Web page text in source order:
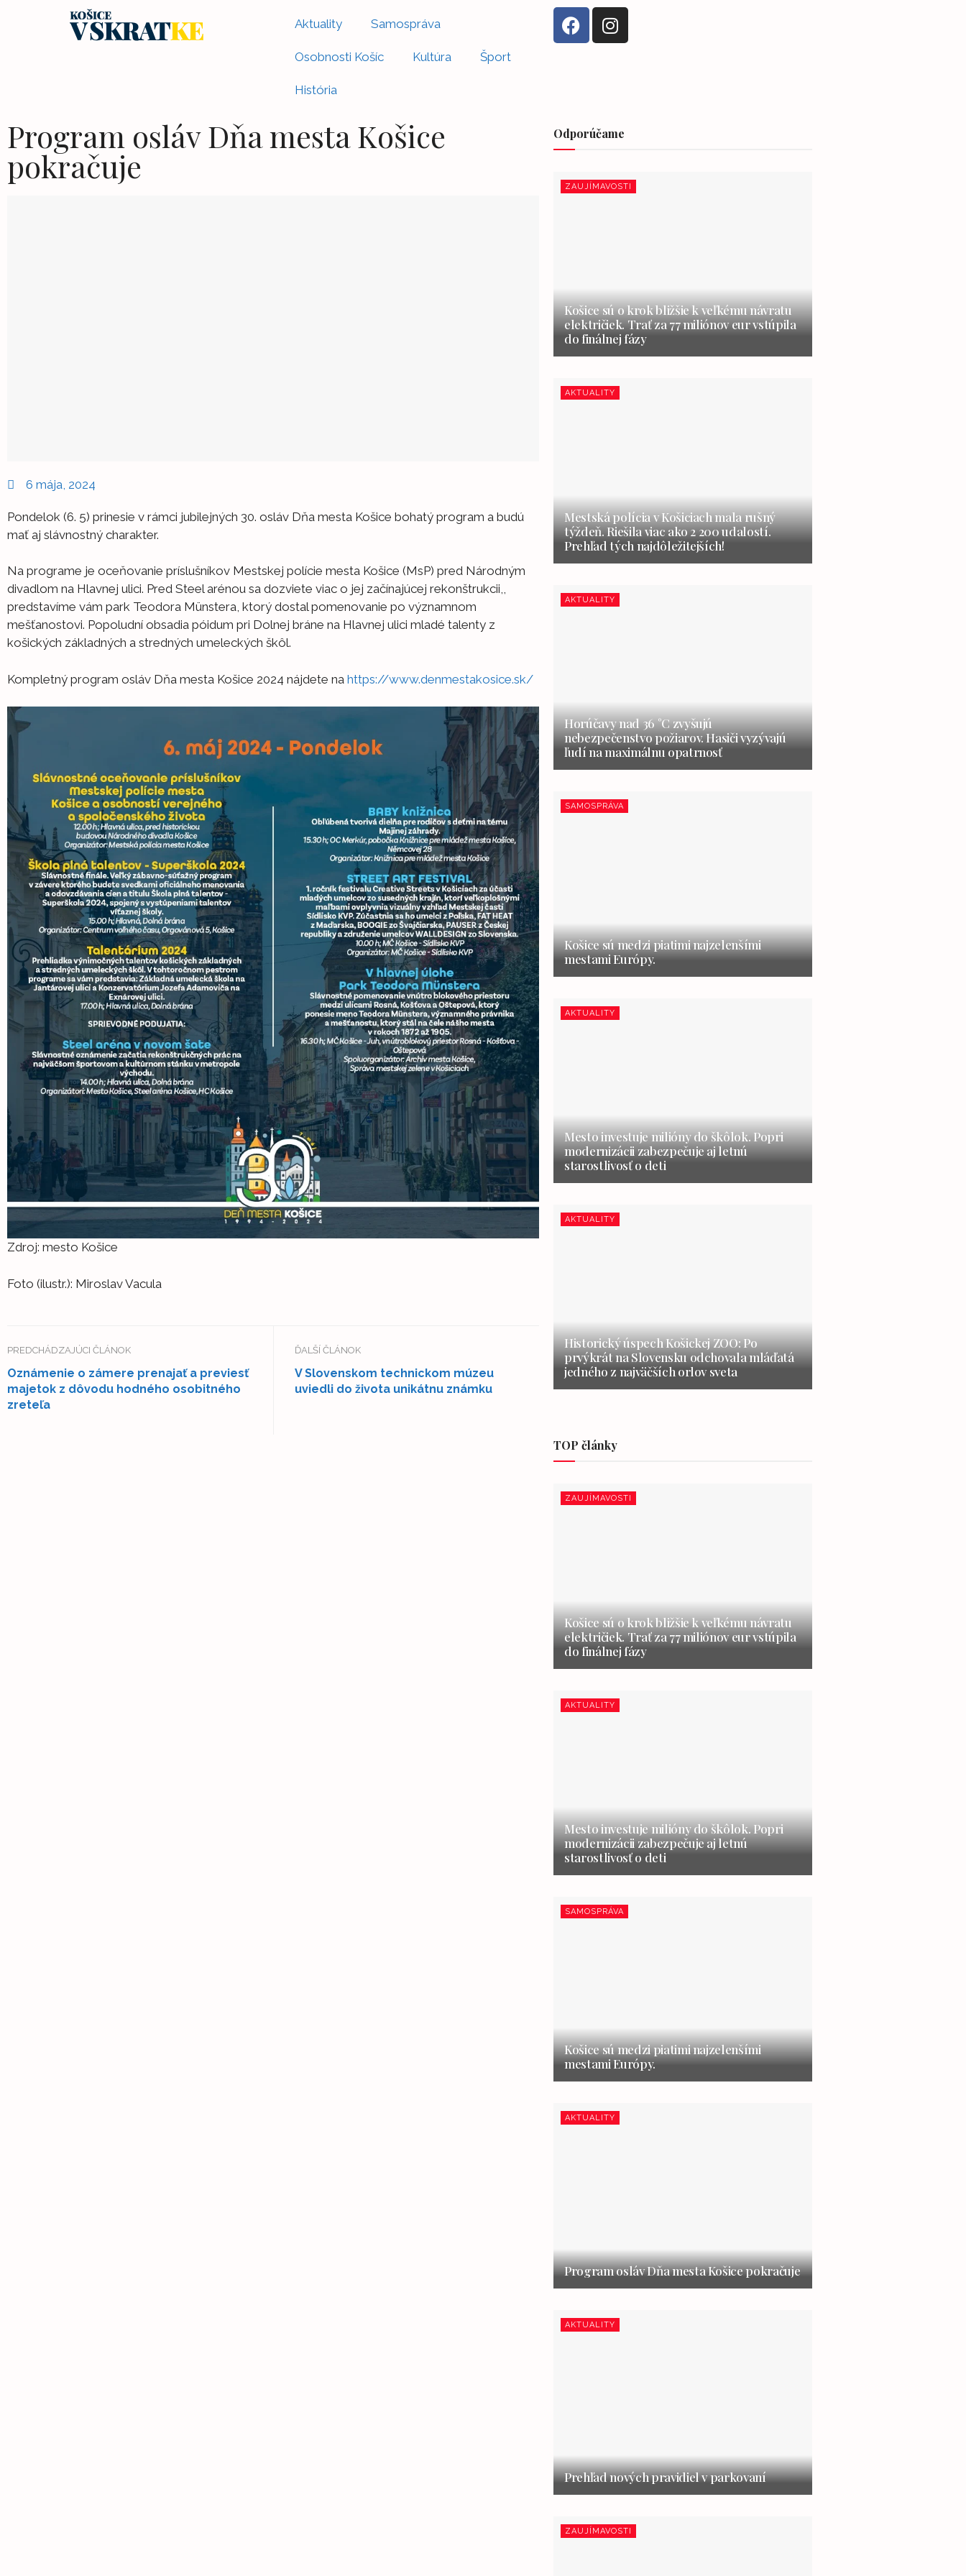
Aktuality Samospráva
Osobnosti Košíc Kultúra Šport
História
Program osláv Dňa mesta Košice
pokračuje
6 mája, 2024
Pondelok (6. 5) prinesie v rámci jubilejných 30. osláv Dňa mesta Košice bohatý program a budú
mať aj slávnostný charakter.
Na programe je oceňovanie príslušníkov Mestskej polície mesta Košice (MsP) pred Národným
divadlom na Hlavnej ulici. Pred Steel arénou sa dozviete viac o jej začínajúcej rekonštrukcii,,
predstavíme vám park Teodora Münstera, ktorý dostal pomenovanie po významnom
mešťanostovi. Popoludní obsadia póidum pri Dolnej bráne na Hlavnej ulici mladé talenty z
košických základných a stredných umeleckých škôl.
Kompletný program osláv Dňa mesta Košice 2024 nájdete na https://www.denmestakosice.sk/
Zdroj: mesto Košice
Foto (ilustr.): Miroslav Vacula
PREDCHÁDZAJÚCI ČLÁNOK
Oznámenie o zámere prenajať a previesť
majetok z dôvodu hodného osobitného
zreteľa
ĎALŠÍ ČLÁNOK
V Slovenskom technickom múzeu
uviedli do života unikátnu známku
Odporúčame
ZAUJÍMAVOSTI
Košice sú o krok bližšie k veľkému návratu
električiek. Trať za 77 miliónov eur vstúpila
do finálnej fázy
AKTUALITY
Mestská polícia v Košiciach mala rušný
týždeň. Riešila viac ako 2 200 udalostí.
Prehľad tých najdôležitejších!
AKTUALITY
Horúčavy nad 36 °C zvyšujú
nebezpečenstvo požiarov. Hasiči vyzývajú
ľudí na maximálnu opatrnosť
SAMOSPRÁVA
Košice sú medzi piatimi najzelenšími
mestami Európy.
AKTUALITY
Mesto investuje milióny do škôlok. Popri
modernizácii zabezpečuje aj letnú
starostlivosť o deti
AKTUALITY
Historický úspech Košickej ZOO: Po
prvýkrát na Slovensku odchovala mláďatá
jedného z najväčších orlov sveta
TOP články
ZAUJÍMAVOSTI
Košice sú o krok bližšie k veľkému návratu
električiek. Trať za 77 miliónov eur vstúpila
do finálnej fázy
AKTUALITY
Mesto investuje milióny do škôlok. Popri
modernizácii zabezpečuje aj letnú
starostlivosť o deti
SAMOSPRÁVA
Košice sú medzi piatimi najzelenšími
mestami Európy.
AKTUALITY
Program osláv Dňa mesta Košice pokračuje
AKTUALITY
Prehľad nových pravidiel v parkovaní
ZAUJÍMAVOSTI